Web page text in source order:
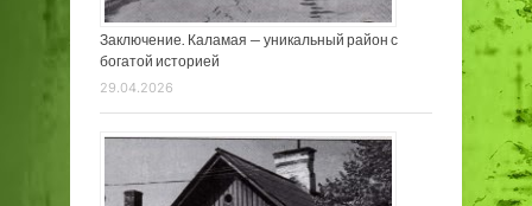
Заключение. Каламая — уникальный район с
богатой историей
29.04.2026